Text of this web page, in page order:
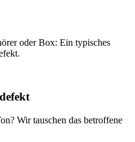
oder Box: Ein typisches
Wir tauschen das betroffene